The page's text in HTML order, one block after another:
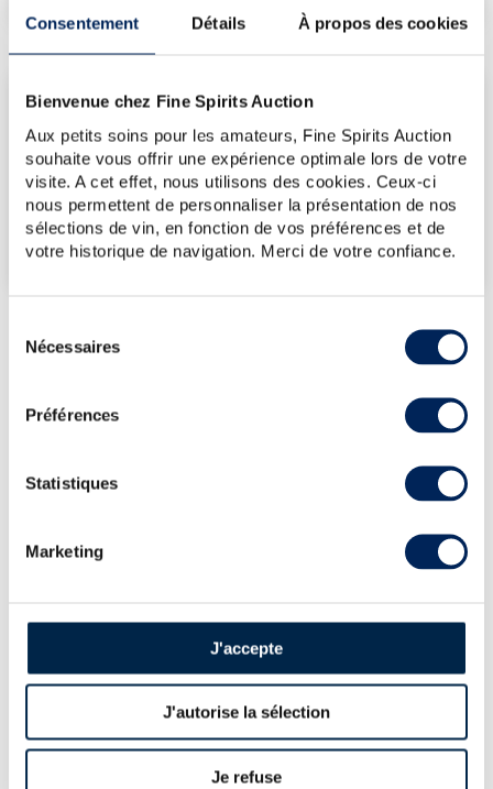
Consentement Détails À propos des cookies
Bienvenue chez Fine Spirits Auction
Aux petits soins pour les amateurs, Fine Spirits Auction
souhaite vous offrir une expérience optimale lors de votre
visite. A cet effet, nous utilisons des cookies. Ceux-ci
nous permettent de personnaliser la présentation de nos
sélections de vin, en fonction de vos préférences et de
votre historique de navigation. Merci de votre confiance.
Nécessaires
Préférences
Statistiques
Marketing
J'accepte
J'autorise la sélection
Je refuse
LES DERNIÈRES ADJUDICATIONS
17/07/2026
226€
VOUS POSSÉDEZ
UN SPIRITUEUX IDENTIQUE ?
VENDEZ-LE !
Chartreuse V.E.P. verte au format 20cl. Créées en 1963,
et Vertes classiques mais bénéficient d’un long élevage
en demi-muids - plus petits que les foudres sans lesquels
reprend celle de la première bouteille de Chartreuse
connue, datant de 1840. La verte titre à 54% et la jaune à
42%. Les indications de millésime ou d’année
d'embouteillages ont varié au fil des années ;
aujourd’hui, c’est l’année de mise en bouteille qui est